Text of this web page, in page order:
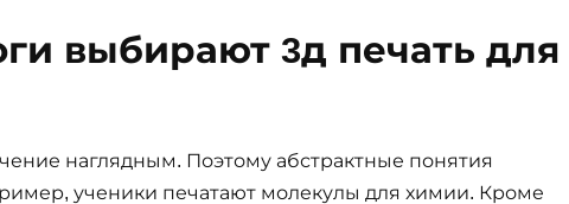
выбирают 3д печать для
наглядным. Поэтому абстрактные понятия
ученики печатают молекулы для химии. Кроме